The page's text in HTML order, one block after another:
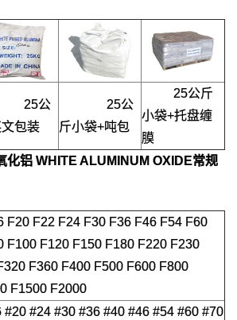
公
包装
25公
斤小袋+吨包
25公斤
小袋+托盘缠
膜
化铝 WHITE ALUMINUM OXIDE常规
F20 F22 F24 F30 F36 F46 F54 F60
F100 F120 F150 F180 F220 F230
F360 F400 F500 F600 F800
F1500 F2000
#20 #24 #30 #36 #40 #46 #54 #60 #70